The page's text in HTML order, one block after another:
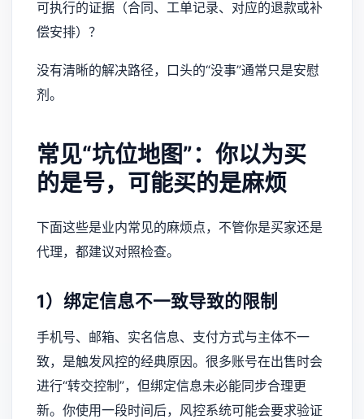
可执行的证据（合同、工单记录、对应的退款或补
偿安排）？
没有清晰的解决路径，口头的“没事”通常只是安慰
剂。
常见“坑位地图”：你以为买
的是号，可能买的是麻烦
下面这些是业内常见的麻烦点，不管你是买家还是
代理，都建议对照检查。
1）绑定信息不一致导致的限制
手机号、邮箱、实名信息、支付方式与主体不一
致，是触发风控的经典原因。很多账号在出售时会
进行“转交控制”，但绑定信息未必能同步合理更
新。你使用一段时间后，风控系统可能会要求验证